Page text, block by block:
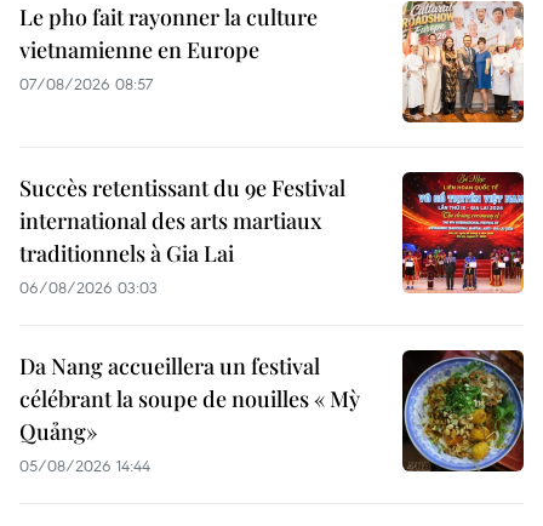
Le pho fait rayonner la culture
vietnamienne en Europe
07/08/2026 08:57
Succès retentissant du 9e Festival
international des arts martiaux
traditionnels à Gia Lai
06/08/2026 03:03
Da Nang accueillera un festival
célébrant la soupe de nouilles « Mỳ
Quảng»
05/08/2026 14:44